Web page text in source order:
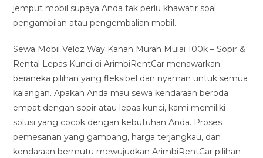
jemput mobil supaya Anda tak perlu khawatir soal
pengambilan atau pengembalian mobil.
Sewa Mobil Veloz Way Kanan Murah Mulai 100k – Sopir &
Rental Lepas Kunci di ArimbiRentCar menawarkan
beraneka pilihan yang fleksibel dan nyaman untuk semua
kalangan. Apakah Anda mau sewa kendaraan beroda
empat dengan sopir atau lepas kunci, kami memiliki
solusi yang cocok dengan kebutuhan Anda. Proses
pemesanan yang gampang, harga terjangkau, dan
kendaraan bermutu mewujudkan ArimbiRentCar pilihan